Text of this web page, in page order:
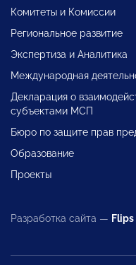
Комитеты и Комиссии
Региональное развитие
Экспертиза и Аналитика
Международная
Декларация о
субъектами МСП
Бюро по защите прав
Образование
Проекты
Разработка сайта — Flips